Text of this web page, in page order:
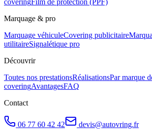
Marquage & pro
Marquage véhiculeCovering publicitaire
utilitaireSignalétique pro
Découvrir
Toutes nos prestationsRéalisationsPar marque
coveringAvantagesFAQ
Contact
06 77 60 42 42 devis@autovring.fr